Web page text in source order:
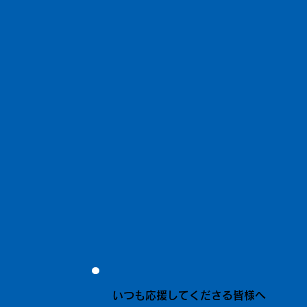
いつも応援してくださる皆様へ